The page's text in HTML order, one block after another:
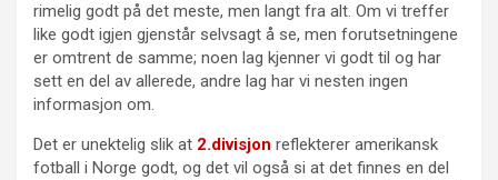
rimelig godt på det meste, men langt fra alt. Om vi treffer
like godt igjen gjenstår selvsagt å se, men forutsetningene
er omtrent de samme; noen lag kjenner vi godt til og har
sett en del av allerede, andre lag har vi nesten ingen
informasjon om.
Det er unektelig slik at 2.divisjon reflekterer amerikansk
fotball i Norge godt, og det vil også si at det finnes en del